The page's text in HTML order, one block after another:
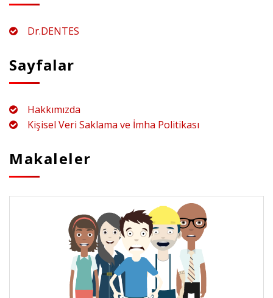
Dr.DENTES
Sayfalar
Hakkımızda
Kişisel Veri Saklama ve İmha Politikası
Makaleler